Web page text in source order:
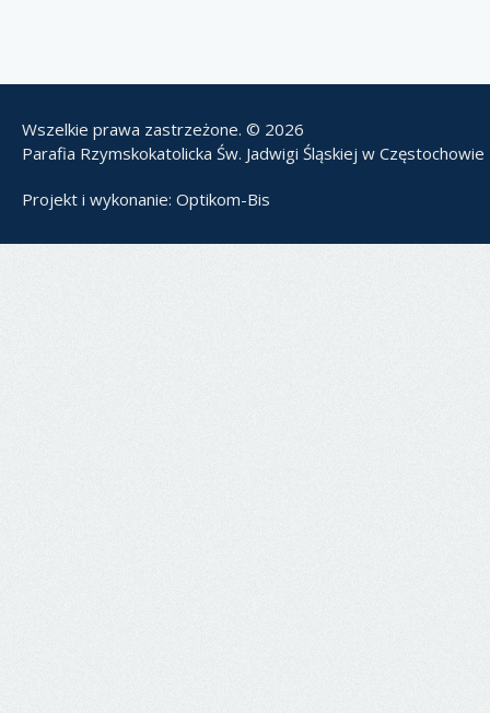
Wszelkie prawa zastrzeżone. © 2026
Parafia Rzymskokatolicka Św. Jadwigi Śląskiej w Częstochowie
Projekt i wykonanie: Optikom-Bis